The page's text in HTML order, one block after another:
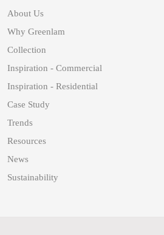
About Us
Why Greenlam
Collection
Inspiration - Commercial
Inspiration - Residential
Case Study
Trends
Resources
News
Sustainability